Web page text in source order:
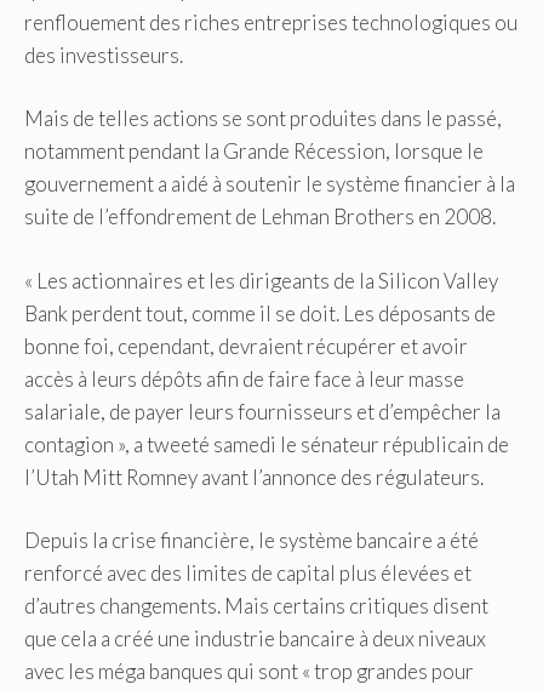
renflouement des riches entreprises technologiques ou
des investisseurs.
Mais de telles actions se sont produites dans le passé,
notamment pendant la Grande Récession, lorsque le
gouvernement a aidé à soutenir le système financier à la
suite de l’effondrement de Lehman Brothers en 2008.
« Les actionnaires et les dirigeants de la Silicon Valley
Bank perdent tout, comme il se doit. Les déposants de
bonne foi, cependant, devraient récupérer et avoir
accès à leurs dépôts afin de faire face à leur masse
salariale, de payer leurs fournisseurs et d’empêcher la
contagion », a tweeté samedi le sénateur républicain de
l’Utah Mitt Romney avant l’annonce des régulateurs.
Depuis la crise financière, le système bancaire a été
renforcé avec des limites de capital plus élevées et
d’autres changements. Mais certains critiques disent
que cela a créé une industrie bancaire à deux niveaux
avec les méga banques qui sont « trop grandes pour